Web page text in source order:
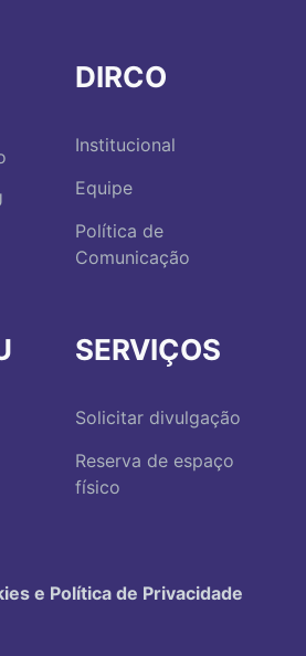
DIRCO
Institucional
Equipe
Política de
Comunicação
SERVIÇOS
Solicitar divulgação
Reserva de espaço
físico
e Política de Privacidade